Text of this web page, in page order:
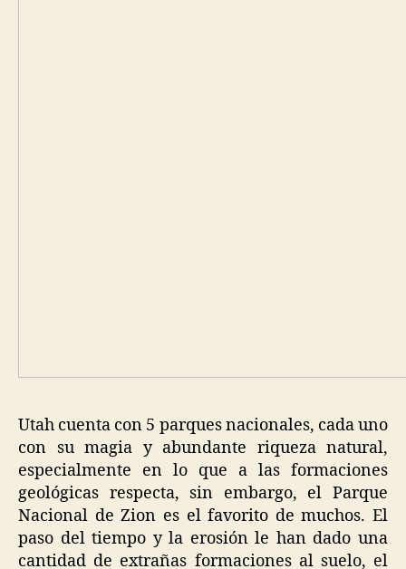
Utah cuenta con 5 parques nacionales, cada uno
con su magia y abundante riqueza natural,
especialmente en lo que a las formaciones
geológicas respecta, sin embargo, el Parque
Nacional de Zion es el favorito de muchos. El
paso del tiempo y la erosión le han dado una
cantidad de extrañas formaciones al suelo, el